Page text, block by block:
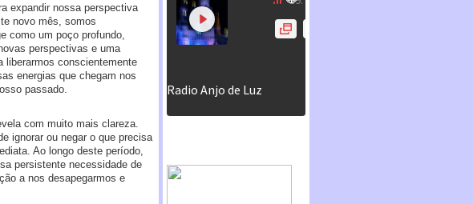
expandir nossa perspectiva
novo mês, somos
como um poço profundo,
perspectivas e uma
liberarmos conscientemente
energias que chegam nos
passado.
com muito mais clareza.
ignorar ou negar o que precisa
Ao longo deste período,
persistente necessidade de
a nos desapegarmos e